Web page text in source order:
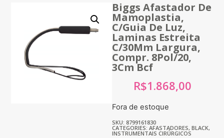
Biggs Afastador De
Mamoplastia,
C/Guia De Luz,
Laminas Estreita
C/30Mm Largura,
Compr. 8Pol/20,
3Cm Bcf
R$1.868,00
Fora de estoque
SKU: 8799161830
CATEGORIES: AFASTADORES, BLACK,
INSTRUMENTAIS CIRÚRGICOS